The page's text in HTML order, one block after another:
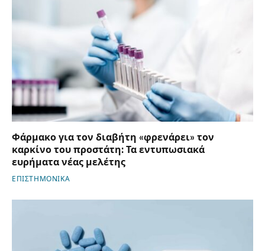
Φάρμακο για τον διαβήτη «φρενάρει» τον
καρκίνο του προστάτη: Τα εντυπωσιακά
ευρήματα νέας μελέτης
ΕΠΙΣΤΗΜΟΝΙΚΑ